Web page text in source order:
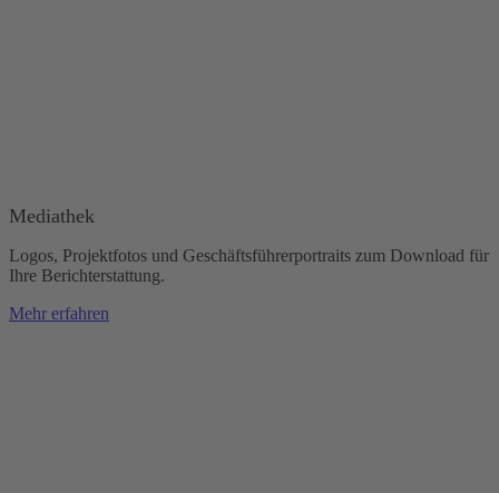
Mediathek
Logos, Projektfotos und Geschäftsführerportraits zum Download für
Ihre Berichterstattung.
Mehr erfahren